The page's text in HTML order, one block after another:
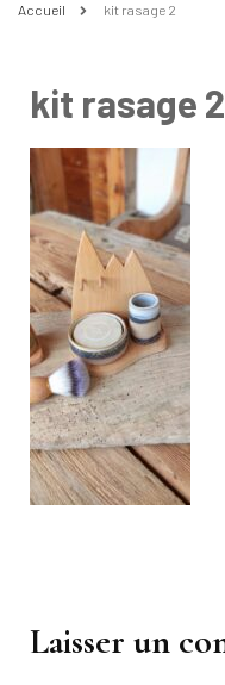
Accueil kit rasage 2
kit rasage 2
Laisser un